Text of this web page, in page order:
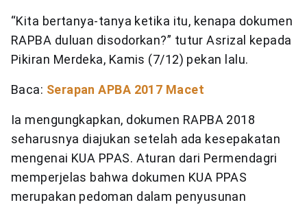
“Kita bertanya-tanya ketika itu, kenapa dokumen
RAPBA duluan disodorkan?” tutur Asrizal kepada
Pikiran Merdeka, Kamis (7/12) pekan lalu.
Baca: Serapan APBA 2017 Macet
Ia mengungkapkan, dokumen RAPBA 2018
seharusnya diajukan setelah ada kesepakatan
mengenai KUA PPAS. Aturan dari Permendagri
memperjelas bahwa dokumen KUA PPAS
merupakan pedoman dalam penyusunan